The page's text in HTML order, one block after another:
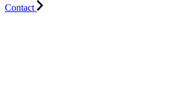
Contact